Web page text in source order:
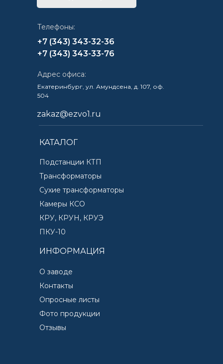
Адрес офиса:
Екатеринбург, ул. Амундсена, д. 107, оф.
504
Телефоны:
+7 (343) 343-32-36
+7 (343) 343-33-76
ИНФОРМАЦИЯ
О заводе
Контакты
Опросные листы
Фото продукции
Отзывы
КАТАЛОГ
Подстанции КТП
Трансформаторы
Сухие трансформаторы
Камеры КСО
КРУ, КРУН, КРУЭ
ПКУ-10
zakaz@ezvo1.ru